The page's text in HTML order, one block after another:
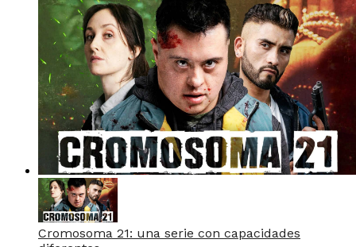
Cromosoma 21: una serie con capacidades